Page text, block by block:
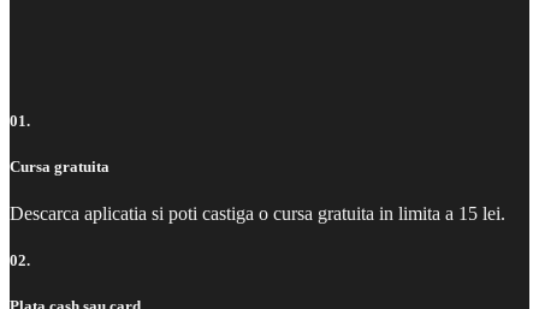
01.
Cursa gratuita
Descarca aplicatia si poti castiga o cursa gratuita in limita a 15 lei.
02.